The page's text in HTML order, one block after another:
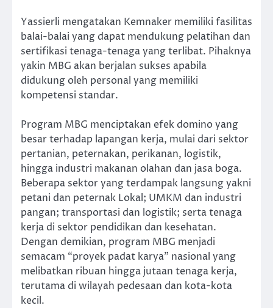
Yassierli mengatakan Kemnaker memiliki fasilitas
balai-balai yang dapat mendukung pelatihan dan
sertifikasi tenaga-tenaga yang terlibat. Pihaknya
yakin MBG akan berjalan sukses apabila
didukung oleh personal yang memiliki
kompetensi standar.
Program MBG menciptakan efek domino yang
besar terhadap lapangan kerja, mulai dari sektor
pertanian, peternakan, perikanan, logistik,
hingga industri makanan olahan dan jasa boga.
Beberapa sektor yang terdampak langsung yakni
petani dan peternak Lokal; UMKM dan industri
pangan; transportasi dan logistik; serta tenaga
kerja di sektor pendidikan dan kesehatan.
Dengan demikian, program MBG menjadi
semacam “proyek padat karya” nasional yang
melibatkan ribuan hingga jutaan tenaga kerja,
terutama di wilayah pedesaan dan kota-kota
kecil.